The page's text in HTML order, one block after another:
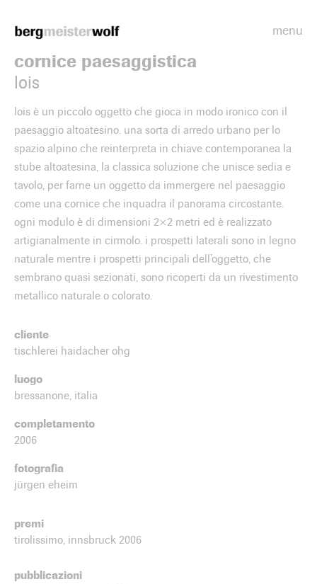
menu
cornice paesaggistica
lois
lois è un piccolo oggetto che gioca in modo ironico con il
paesaggio altoatesino. una sorta di arredo urbano per lo
spazio alpino che reinterpreta in chiave contemporanea la
stube altoatesina, la classica soluzione che unisce sedia e
tavolo, per farne un oggetto da immergere nel paesaggio
come una cornice che inquadra il panorama circostante.
ogni modulo è di dimensioni 2×2 metri ed è realizzato
artigianalmente in cirmolo. i prospetti laterali sono in legno
naturale mentre i prospetti principali dell’oggetto, che
sembrano quasi sezionati, sono ricoperti da un rivestimento
metallico naturale o colorato.
cliente
tischlerei haidacher ohg
luogo
bressanone, italia
completamento
2006
fotografia
jürgen eheim
premi
tirolissimo, innsbruck 2006
pubblicazioni